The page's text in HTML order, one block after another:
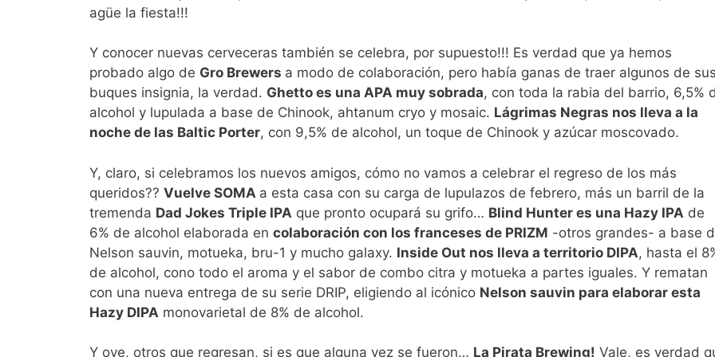
agüe la fiesta!!!
Y conocer nuevas cerveceras también se celebra, por supuesto!!! Es verdad que ya hemos
probado algo de Gro Brewers a modo de colaboración, pero había ganas de traer algunos de sus
buques insignia, la verdad. Ghetto es una APA muy sobrada, con toda la rabia del barrio, 6,5%
alcohol y lupulada a base de Chinook, ahtanum cryo y mosaic. Lágrimas Negras nos lleva a la
noche de las Baltic Porter, con 9,5% de alcohol, un toque de Chinook y azúcar moscovado.
Y, claro, si celebramos los nuevos amigos, cómo no vamos a celebrar el regreso de los más
queridos?? Vuelve SOMA a esta casa con su carga de lupulazos de febrero, más un barril de la
tremenda Dad Jokes Triple IPA que pronto ocupará su grifo… Blind Hunter es una Hazy IPA de
6% de alcohol elaborada en colaboración con los franceses de PRIZM -otros grandes- a base
Nelson sauvin, motueka, bru-1 y mucho galaxy. Inside Out nos lleva a territorio DIPA, hasta el
de alcohol, cono todo el aroma y el sabor de combo citra y motueka a partes iguales. Y rematan
con una nueva entrega de su serie DRIP, eligiendo al icónico Nelson sauvin para elaborar esta
Hazy DIPA monovarietal de 8% de alcohol.
Y oye, otros que regresan, si es que alguna vez se fueron… La Pirata Brewing! Vale, es verdad